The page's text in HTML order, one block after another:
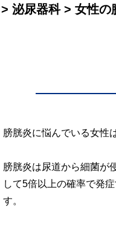
> 泌尿器科> 女性の
膀胱炎に悩んでいる女性
膀胱炎は尿道から細菌が
して5倍以上の確率で発
す。